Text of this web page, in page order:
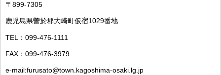
〒899-7305
鹿児島県曽於郡大崎町仮宿1029番地
TEL：099-476-1111
FAX：099-476-3979
e-mail:furusato@town.kagoshima-osaki.lg.jp